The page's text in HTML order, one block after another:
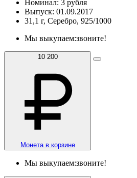
Номинал: 3 рубля
Выпуск: 01.09.2017
31,1 г, Серебро, 925/1000
Мы выкупаем:звоните!
10 200
Монета в корзине
Мы выкупаем:звоните!